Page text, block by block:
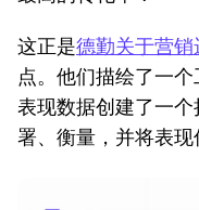
这正是德勤关于营销
点。他们描绘了一
表现数据创建了一
署、衡量，并将表现